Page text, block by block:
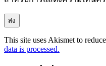
This site uses Akismet to
data is processed.